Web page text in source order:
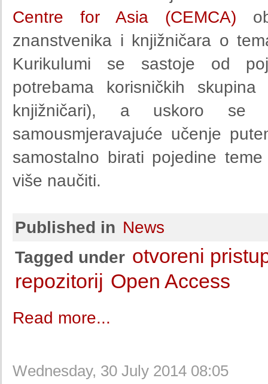
Centre for Asia (CEMCA)
znanstvenika i knjižničara o
Kurikulumi se sastoje od
potrebama korisničkih
knjižničari), a uskoro se
samousmjeravajuće učenje
samostalno birati pojedine
više naučiti.
Published in News
Tagged under otvoreni
repozitorij Open Access
Read more...
Wednesday, 30 July 2014 08:05